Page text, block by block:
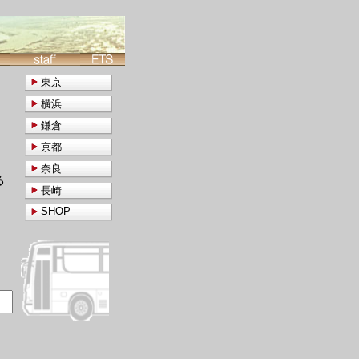
東京
横浜
鎌倉
京都
奈良
長崎
SHOP